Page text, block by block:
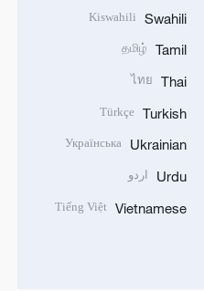
Swahili
Kiswahili
Tamil
தமிழ்
Thai
ไทย
Turkish
Türkçe
Ukrainian
Українська
Urdu اردو
Vietnamese
Tiếng Việt